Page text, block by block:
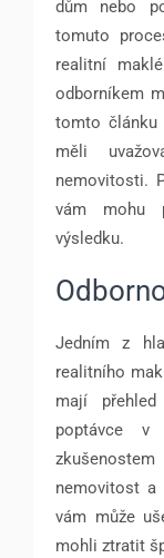
dům nebo
tomuto
realitní
odborníkem
tomto článku
měli
nemovitosti.
vám mohu
výsledku.
Jedním z
realitního
mají
poptávce v
nemovitost a
vám může
mohli ztratit